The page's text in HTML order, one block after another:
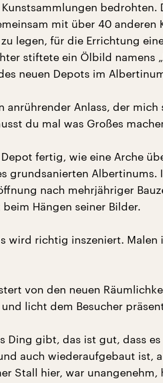
bedrohten.
mit über 40 anderen
legen, für die Errichtung
stiftete ein Ölbild namens
neuen Depots im
anrührender Anlass, der
du mal was Großes
fertig, wie eine Arche
grundsanierten Albertinums.
nach mehrjähriger
Hängen seiner Bilder.
wird richtig inszeniert. Malen
von den neuen
licht dem Besucher
Ding gibt, das ist gut, dass
auch wiederaufgebaut ist,
Stall hier, war